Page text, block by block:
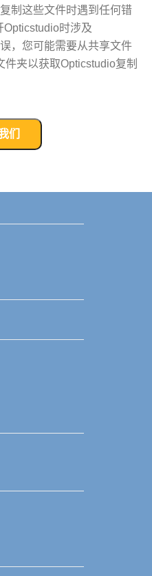
制这些文件时遇到任何错
Opticstudio时涉及
，您可能需要从共享文件
件夹以获取Opticstudio复制
们